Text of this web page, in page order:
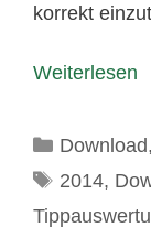
korrekt
Weiterlesen
Kategorien
Download,
2014,